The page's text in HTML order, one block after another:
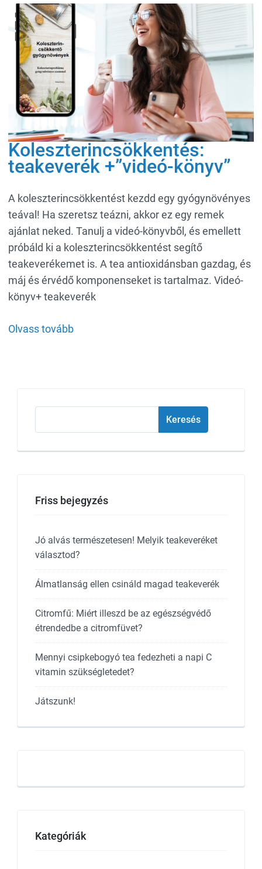
Koleszterincsökkentés:
teakeverék +”videó-könyv”
A koleszterincsökkentést kezdd egy gyógynövényes
teával! Ha szeretsz teázni, akkor ez egy remek
ajánlat neked. Tanulj a videó-könyvből, és emellett
próbáld ki a koleszterincsökkentést segítő
teakeverékemet is. A tea antioxidánsban gazdag, és
máj és érvédő komponenseket is tartalmaz. Videó-
könyv+ teakeverék
Olvass tovább
Keresés
Friss bejegyzés
Jó alvás természetesen! Melyik teakeveréket
választod?
Álmatlanság ellen csináld magad teakeverék
Citromfű: Miért illeszd be az egészségvédő
étrendedbe a citromfüvet?
Mennyi csipkebogyó tea fedezheti a napi C
vitamin szükségletedet?
Játszunk!
Kategóriák